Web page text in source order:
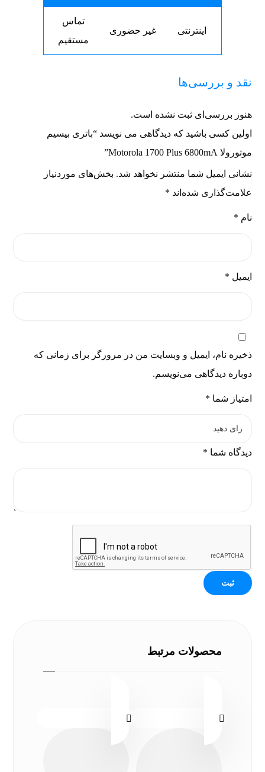
اینترنتی غیر حضوری
تماس
مستقیم
نقد و بررسی‌ها
هنوز بررسی‌ای ثبت نشده است.
اولین کسی باشید که دیدگاهی می نویسد “باتری بیسیم
موتورولا Motorola 1700 Plus 6800mA”
نشانی ایمیل شما منتشر نخواهد شد. بخش‌های موردنیاز
علامت‌گذاری شده‌اند *
نام *
ایمیل *
ذخیره نام، ایمیل و وبسایت من در مرورگر برای زمانی که
دوباره دیدگاهی می‌نویسم.
امتیاز شما *
دیدگاه شما *
محصولات مرتبط